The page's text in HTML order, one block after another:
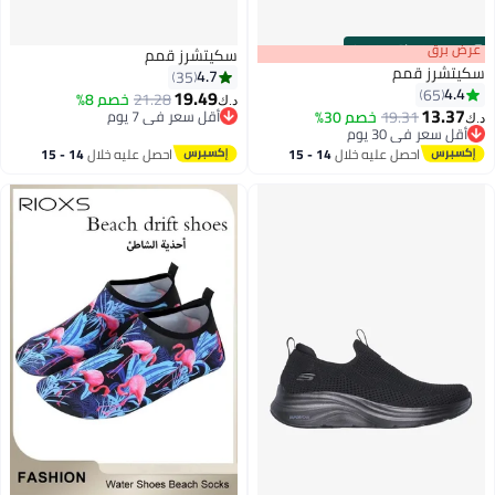
00m:00s
·باقي 100% عرض برق
سكيتشرز قمم
4.4
65
د.ك‏13.37
19.31خصم 30%
أقل سعر في 30 يوم
أقل سعر في 30 يوماحصل عليه خلال 14 - 15
5
سكيتشرز قمم
4.7
35
د.ك‏19.49
21.28خصم 8%
أقل سعر في 7 يوم
أقل سعر في 7 يوم
احصل عليه خلال 14 - 15